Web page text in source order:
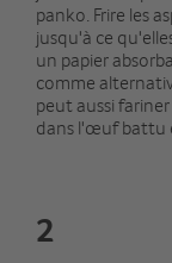
panko. Frire les
jusqu'à ce
un papier
comme
peut aussi
dans l'œuf battu
2